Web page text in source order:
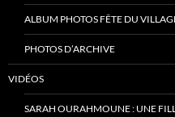
ALBUM PHOTOS FÊTE DU
PHOTOS D’ARCHIVE
VIDÉOS
SARAH OURAHMOUNE : UNE